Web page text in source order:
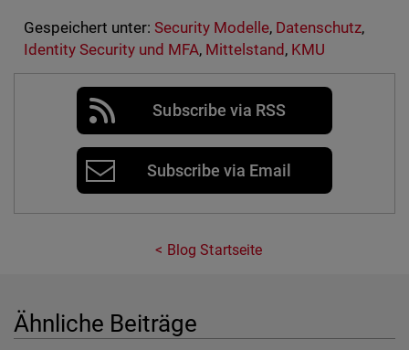
Gespeichert unter: Security Modelle, Datenschutz,
Identity Security und MFA, Mittelstand , KMU
Subscribe via RSS
Subscribe via Email
Blog Startseite
Ähnliche Beiträge